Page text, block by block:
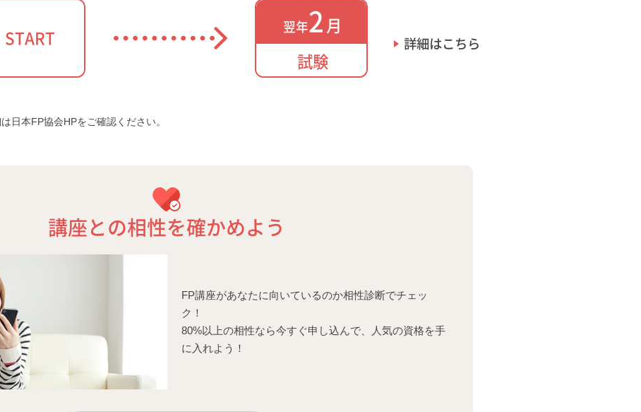
START 翌年2 月
試験
詳細はこちら
日本FP協会HPをご確認ください。
講座との相性を確かめよう
FP講座があなたに向いているのか相性診断でチェッ
ク！
80%以上の相性なら今すぐ申し込んで、人気の資格を手
に入れよう！